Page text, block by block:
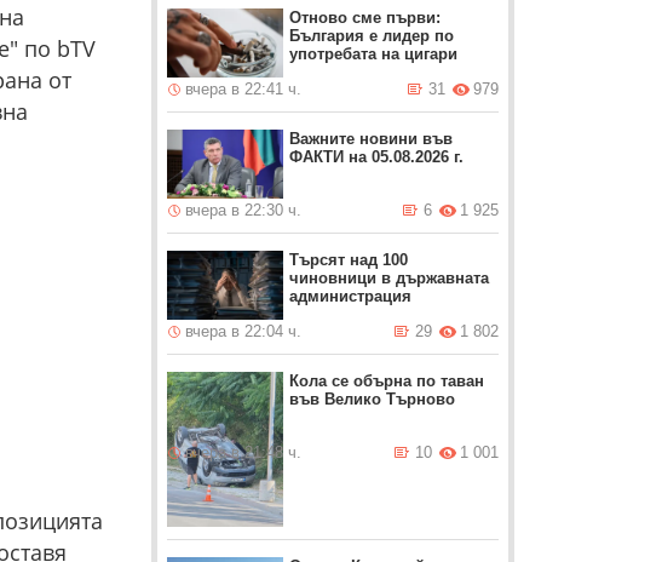
по bTV
от
Отново сме първи:
България е лидер по
употребата на цигари
вчера в 22:41 ч.
979
31
Важните новини във
ФАКТИ на 05.08.2026 г.
вчера в 22:30 ч. 1 925
6
Търсят над 100
чиновници в държавната
администрация
вчера в 22:04 ч.
1 802
29
Кола се обърна по таван
във Велико Търново
вчера в 21:48 ч. 1 001
10